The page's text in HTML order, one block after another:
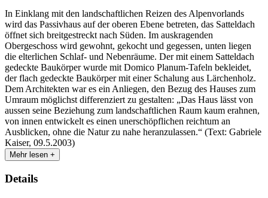
In Einklang mit den landschaftlichen Reizen des Alpenvorlands
wird das Passivhaus auf der oberen Ebene betreten, das Satteldach
öffnet sich breitgestreckt nach Süden. Im auskragenden
Obergeschoss wird gewohnt, gekocht und gegessen, unten liegen
die elterlichen Schlaf- und Nebenräume. Der mit einem Satteldach
gedeckte Baukörper wurde mit Domico Planum-Tafeln bekleidet,
der flach gedeckte Baukörper mit einer Schalung aus Lärchenholz.
Dem Architekten war es ein Anliegen, den Bezug des Hauses zum
Umraum möglichst differenziert zu gestalten: „Das Haus lässt von
aussen seine Beziehung zum landschaftlichen Raum kaum erahnen,
von innen entwickelt es einen unerschöpflichen reichtum an
Ausblicken, ohne die Natur zu nahe heranzulassen.“ (Text: Gabriele
Kaiser, 09.5.2003)
Mehr lesen +
Details